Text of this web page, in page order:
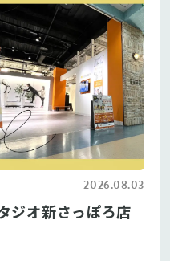
2026.08.03
ジオ新さっぽろ店